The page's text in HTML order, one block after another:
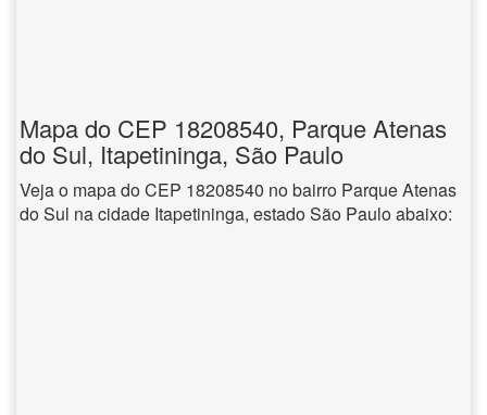
Mapa do CEP 18208540, Parque Atenas
do Sul, Itapetininga, São Paulo
Veja o mapa do CEP 18208540 no bairro Parque Atenas
do Sul na cidade Itapetininga, estado São Paulo abaixo: